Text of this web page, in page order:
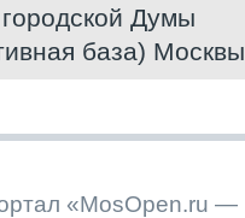
Думы
база) Москвы
«MosOpen.ru —